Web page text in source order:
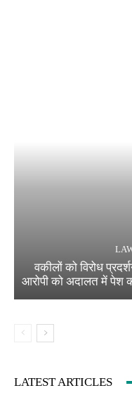
वकीलों को विरोध
आरोपी को अदालत में पेश
LATEST ARTICLES